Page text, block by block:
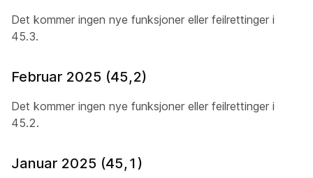
Det kommer ingen nye funksjoner eller feilrettinger i
45.3.
Februar 2025 (45,2)
Det kommer ingen nye funksjoner eller feilrettinger i
45.2.
Januar 2025 (45,1)